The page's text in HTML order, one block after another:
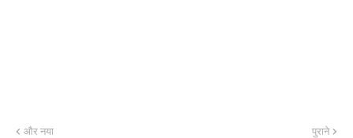
और नया पुराने